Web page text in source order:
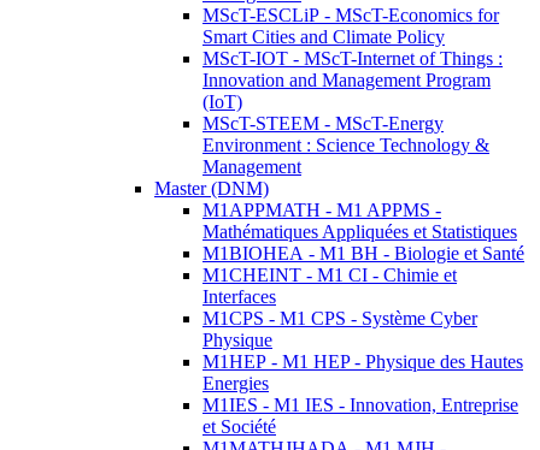
MScT-ESCLiP - MScT-Economics for
Smart Cities and Climate Policy
MScT-IOT - MScT-Internet of Things :
Innovation and Management Program
(IoT)
MScT-STEEM - MScT-Energy
Environment : Science Technology &
Management
Master (DNM)
M1APPMATH - M1 APPMS -
Mathématiques Appliquées et Statistiques
M1BIOHEA - M1 BH - Biologie et Santé
M1CHEINT - M1 CI - Chimie et
Interfaces
M1CPS - M1 CPS - Système Cyber
Physique
M1HEP - M1 HEP - Physique des Hautes
Energies
M1IES - M1 IES - Innovation, Entreprise
et Société